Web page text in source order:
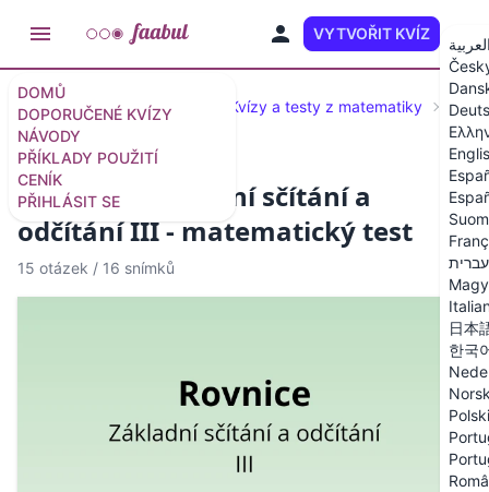
DOMŮ
DOPORUČENÉ KVÍZY
NÁVODY
PŘÍKLADY POUŽITÍ
CENÍK
PŘIHLÁSIT SE
VYTVOŘIT KVÍZ
עברית
日本
한국
Polski
Doporučené kvízy a testy Kvízy a testy z matematiky
Rovnice - Základní sčítání a
odčítání III - matematický test
15 otázek / 16 snímků